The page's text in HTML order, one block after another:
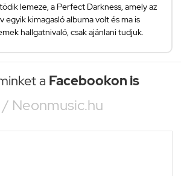
lemeze, a Perfect Darkness, amely az
egyik kimagasló albuma volt és ma is
hallgatnivaló, csak ajánlani tudjuk.
a Facebookon is
/ Neonmusic.hu